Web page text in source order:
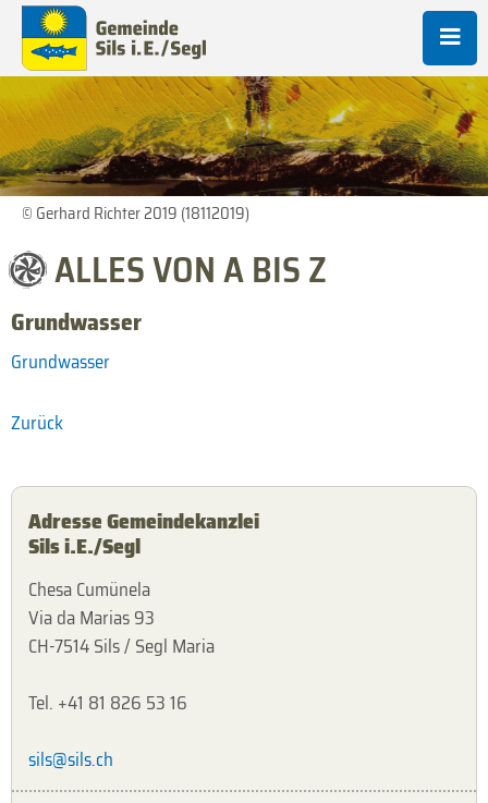
© Gerhard Richter 2019 (18112019)
ALLES VON A BIS Z
Grundwasser
Grundwasser
Zurück
Adresse Gemeindekanzlei
Sils i.E./Segl
Chesa Cumünela
Via da Marias 93
CH-7514 Sils / Segl Maria
Tel. +41 81 826 53 16
sils@sils.ch